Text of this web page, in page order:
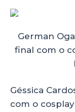
German
final com o
Géssica
com o